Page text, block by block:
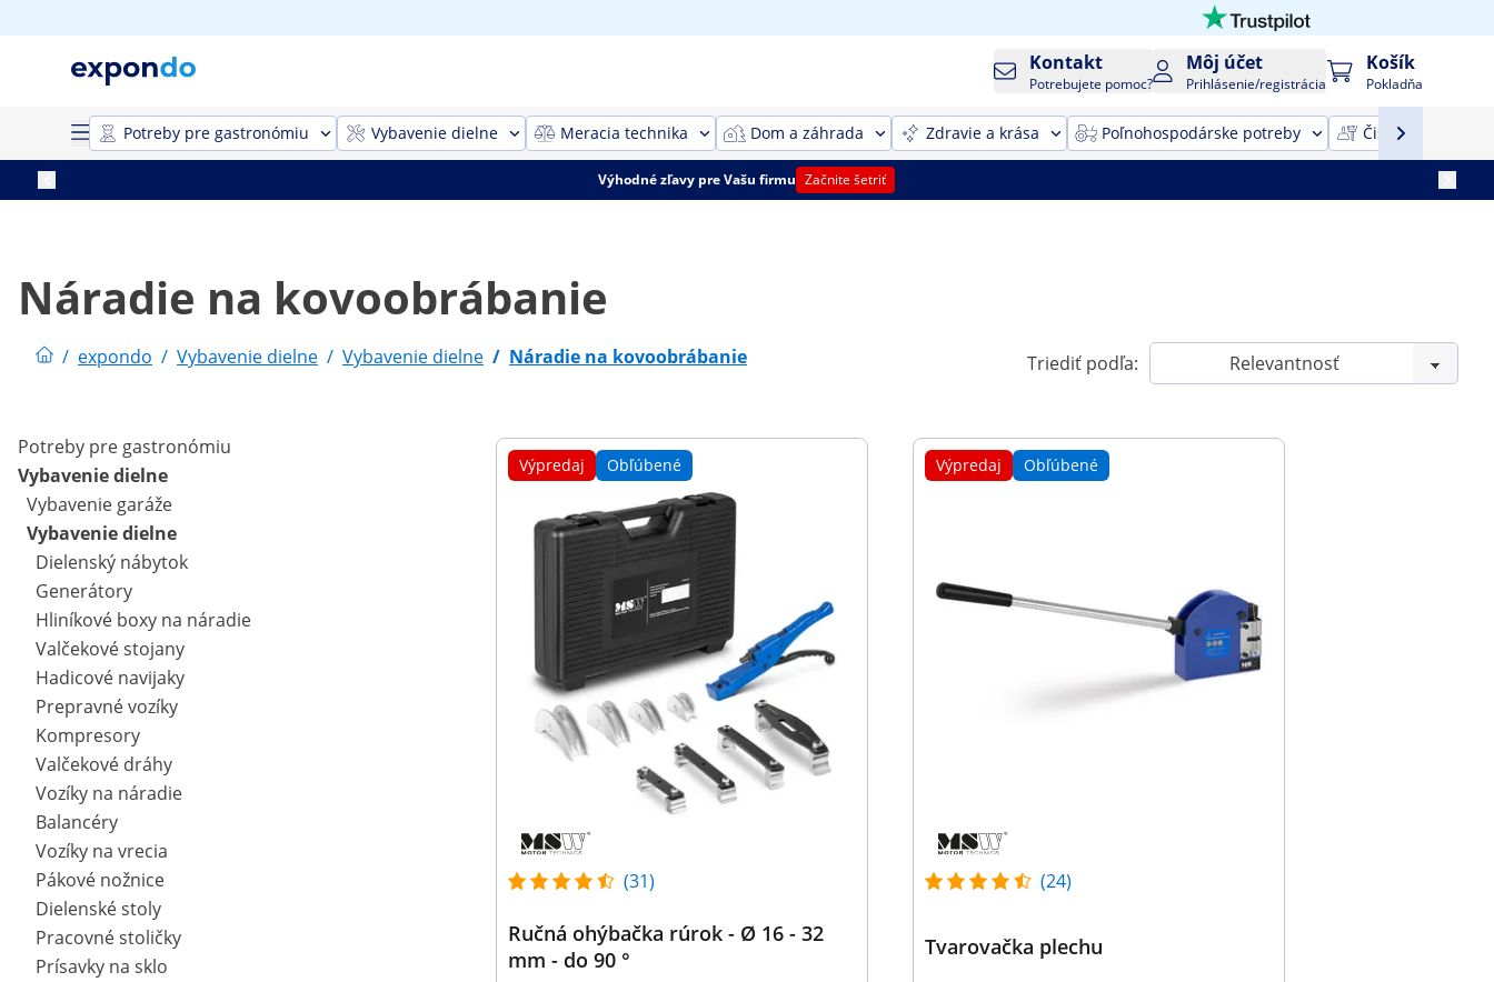
Kontakt
Potrebujete pomoc?
Môj účet
Prihlásenie/registrácia
Košík
Pokladňa
Potreby pre gastronómiu Vybavenie dielne Meracia technika Dom a záhrada Zdravie a krása Poľnohospodárske potreby Čistiace
Výhodné zľavy pre Vašu firmu Začnite šetriť
Náradie na kovoobrábanie
/ expondo / Vybavenie dielne / Vybavenie dielne / Náradie na kovoobrábanie Triediť podľa:
Potreby pre gastronómiu
Vybavenie dielne
Vybavenie garáže
Vybavenie dielne
Dielenský nábytok
Generátory
Hliníkové boxy na náradie
Valčekové stojany
Hadicové navijaky
Prepravné vozíky
Kompresory
Valčekové dráhy
Vozíky na náradie
Balancéry
Vozíky na vrecia
Pákové nožnice
Dielenské stoly
Pracovné stoličky
Prísavky na sklo
Výpredaj Obľúbené
(31)
Ručná ohýbačka rúrok - Ø 16 - 32
mm - do 90 °
Výpredaj Obľúbené
(24)
Tvarovačka plechu